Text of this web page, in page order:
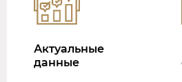
Актуальные
данные